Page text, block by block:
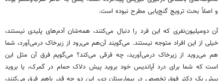
و اصلاً بحث ترویج گنج‌یابی مطرح نبوده است.
آن دومیلیون‌نفری که این فرد را دنبال می‌کنند، همه‌شان آدم‌های پلیدی نیستند،
خیلی از این افراد متوجه نیستند. می‌گویند آن‌هم می‌رود از زیرخاک درمی‌آورد، شما
هم می‌روید از زیرخاک درمی‌آورید، چه فرقی می‌کند؟ می‌گویم فرق آن مثل این
است که شما برای درد آپاندیس خود بروید پیش دلاک حمام در گمرک، یا بروید